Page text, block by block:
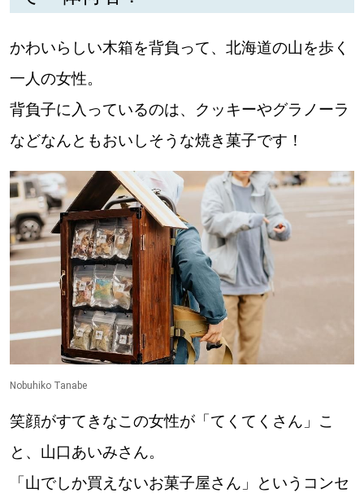
かわいらしい木箱を背負って、北海道の山を歩く
一人の女性。
背負子に入っているのは、クッキーやグラノーラ
などなんともおいしそうな焼き菓子です！
Nobuhiko Tanabe
笑顔がすてきなこの女性が「てくてくさん」こ
と、山口あいみさん。
「山でしか買えないお菓子屋さん」というコンセ